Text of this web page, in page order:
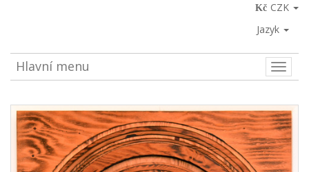
CZK
Jazyk
Toggle
Hlavní menu